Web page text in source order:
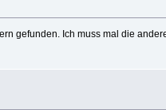
gefunden. Ich muss mal die